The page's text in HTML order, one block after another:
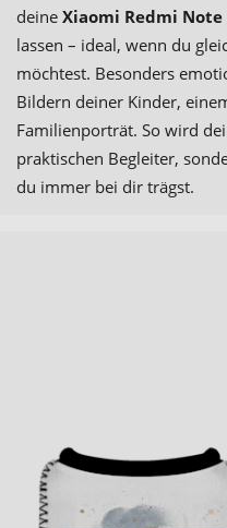
deine Xiaomi Redmi
lassen – ideal, wenn du
möchtest. Besonders
Bildern deiner Kinder,
Familienporträt. So wird
praktischen Begleiter,
du immer bei dir trägst.